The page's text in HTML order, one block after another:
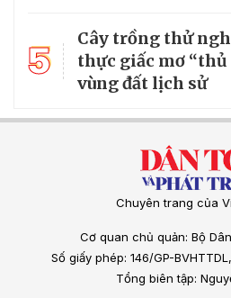
5
Cây trồng thử
thực giấc mơ “thủ
vùng đất lịch sử
Chuyên trang của
Cơ quan chủ quản: Bộ
Số giấy phép: 146/GP-
Tổng biên tập: